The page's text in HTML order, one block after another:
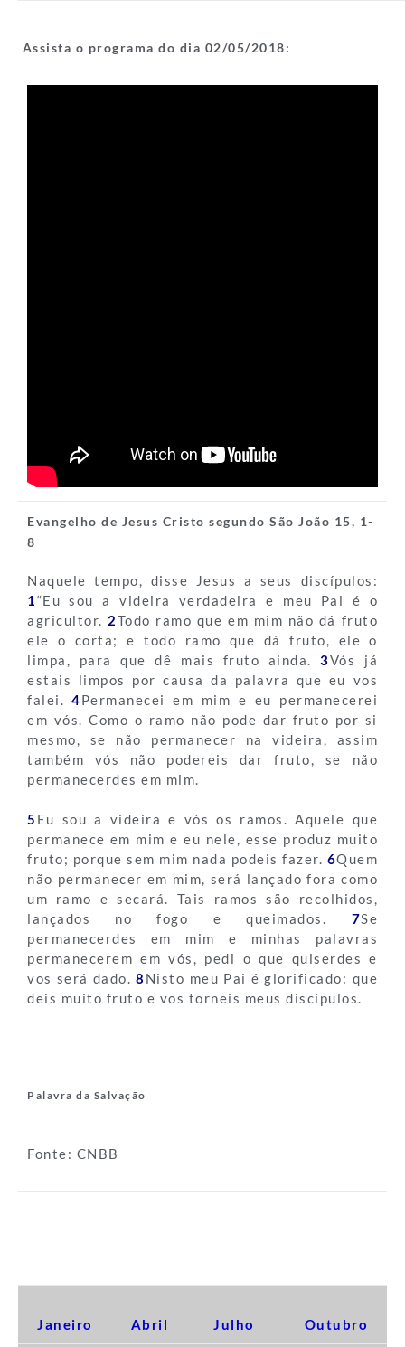
Assista o programa do dia 02/05/2018:
Evangelho de Jesus Cristo segundo São João 15, 1-
8
Naquele tempo, disse Jesus a seus discípulos:
1“Eu sou a videira verdadeira e meu Pai é o
agricultor. 2Todo ramo que em mim não dá fruto
ele o corta; e todo ramo que dá fruto, ele o
limpa, para que dê mais fruto ainda.3Vós já
estais limpos por causa da palavra que eu vos
falei.4Permanecei em mim e eu permanecerei
em vós. Como o ramo não pode dar fruto por si
mesmo, se não permanecer na videira, assim
também vós não podereis dar fruto, se não
permanecerdes em mim.
5 Eu sou a videira e vós os ramos. Aquele que
permanece em mim e eu nele, esse produz muito
fruto; porque sem mim nada podeis fazer. 6Quem
não permanecer em mim, será lançado fora como
um ramo e secará. Tais ramos são recolhidos,
lançados no fogo e queimados. 7Se
permanecerdes em mim e minhas palavras
permanecerem em vós, pedi o que quiserdes e
vos será dado.8 Nisto meu Pai é glorificado: que
deis muito fruto e vos torneis meus discípulos.
Palavra da Salvação
Fonte: CNBB
Janeiro Abril Julho Outubro